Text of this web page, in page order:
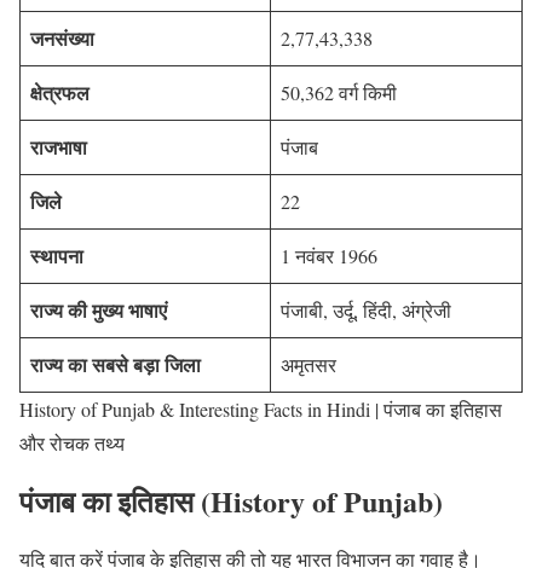
जनसंख्या 2,77,43,338
क्षेत्रफल 50,362 वर्ग किमी
राजभाषा पंजाब
जिले 22
स्थापना 1 नवंबर 1966
राज्य की मुख्य भाषाएं पंजाबी, उर्दू, हिंदी, अंग्रेजी
राज्य का सबसे बड़ा जिला
अमृतसर
History of Punjab & Interesting Facts in Hindi | पंजाब का इतिहास
और रोचक तथ्य
पंजाब का इतिहास (History of Punjab)
यदि बात करें पंजाब के इतिहास की तो यह भारत विभाजन का गवाह है।